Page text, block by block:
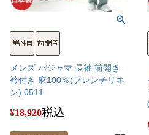
メンズ パジャマ 長袖 前開き
衿付き 麻100％(フレンチリネ
ン) 0511
¥18,920税込